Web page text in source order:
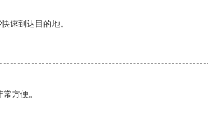
速到达目的地。
方便。